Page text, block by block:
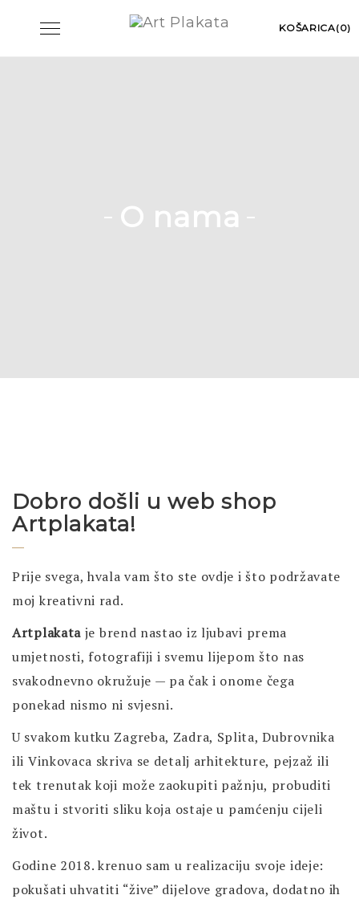
content
Toggle KOŠARICA(0)
O nama
Dobro došli u web shop
Artplakata!
Prije svega, hvala vam što ste ovdje i što podržavate
moj kreativni rad.
Artplakata je brend nastao iz ljubavi prema
umjetnosti, fotografiji i svemu lijepom što nas
svakodnevno okružuje — pa čak i onome čega
ponekad nismo ni svjesni.
U svakom kutku Zagreba, Zadra, Splita, Dubrovnika
ili Vinkovaca skriva se detalj arhitekture, pejzaž ili
tek trenutak koji može zaokupiti pažnju, probuditi
maštu i stvoriti sliku koja ostaje u pamćenju cijeli
život.
Godine 2018. krenuo sam u realizaciju svoje ideje:
pokušati uhvatiti “žive” dijelove gradova, dodatno ih